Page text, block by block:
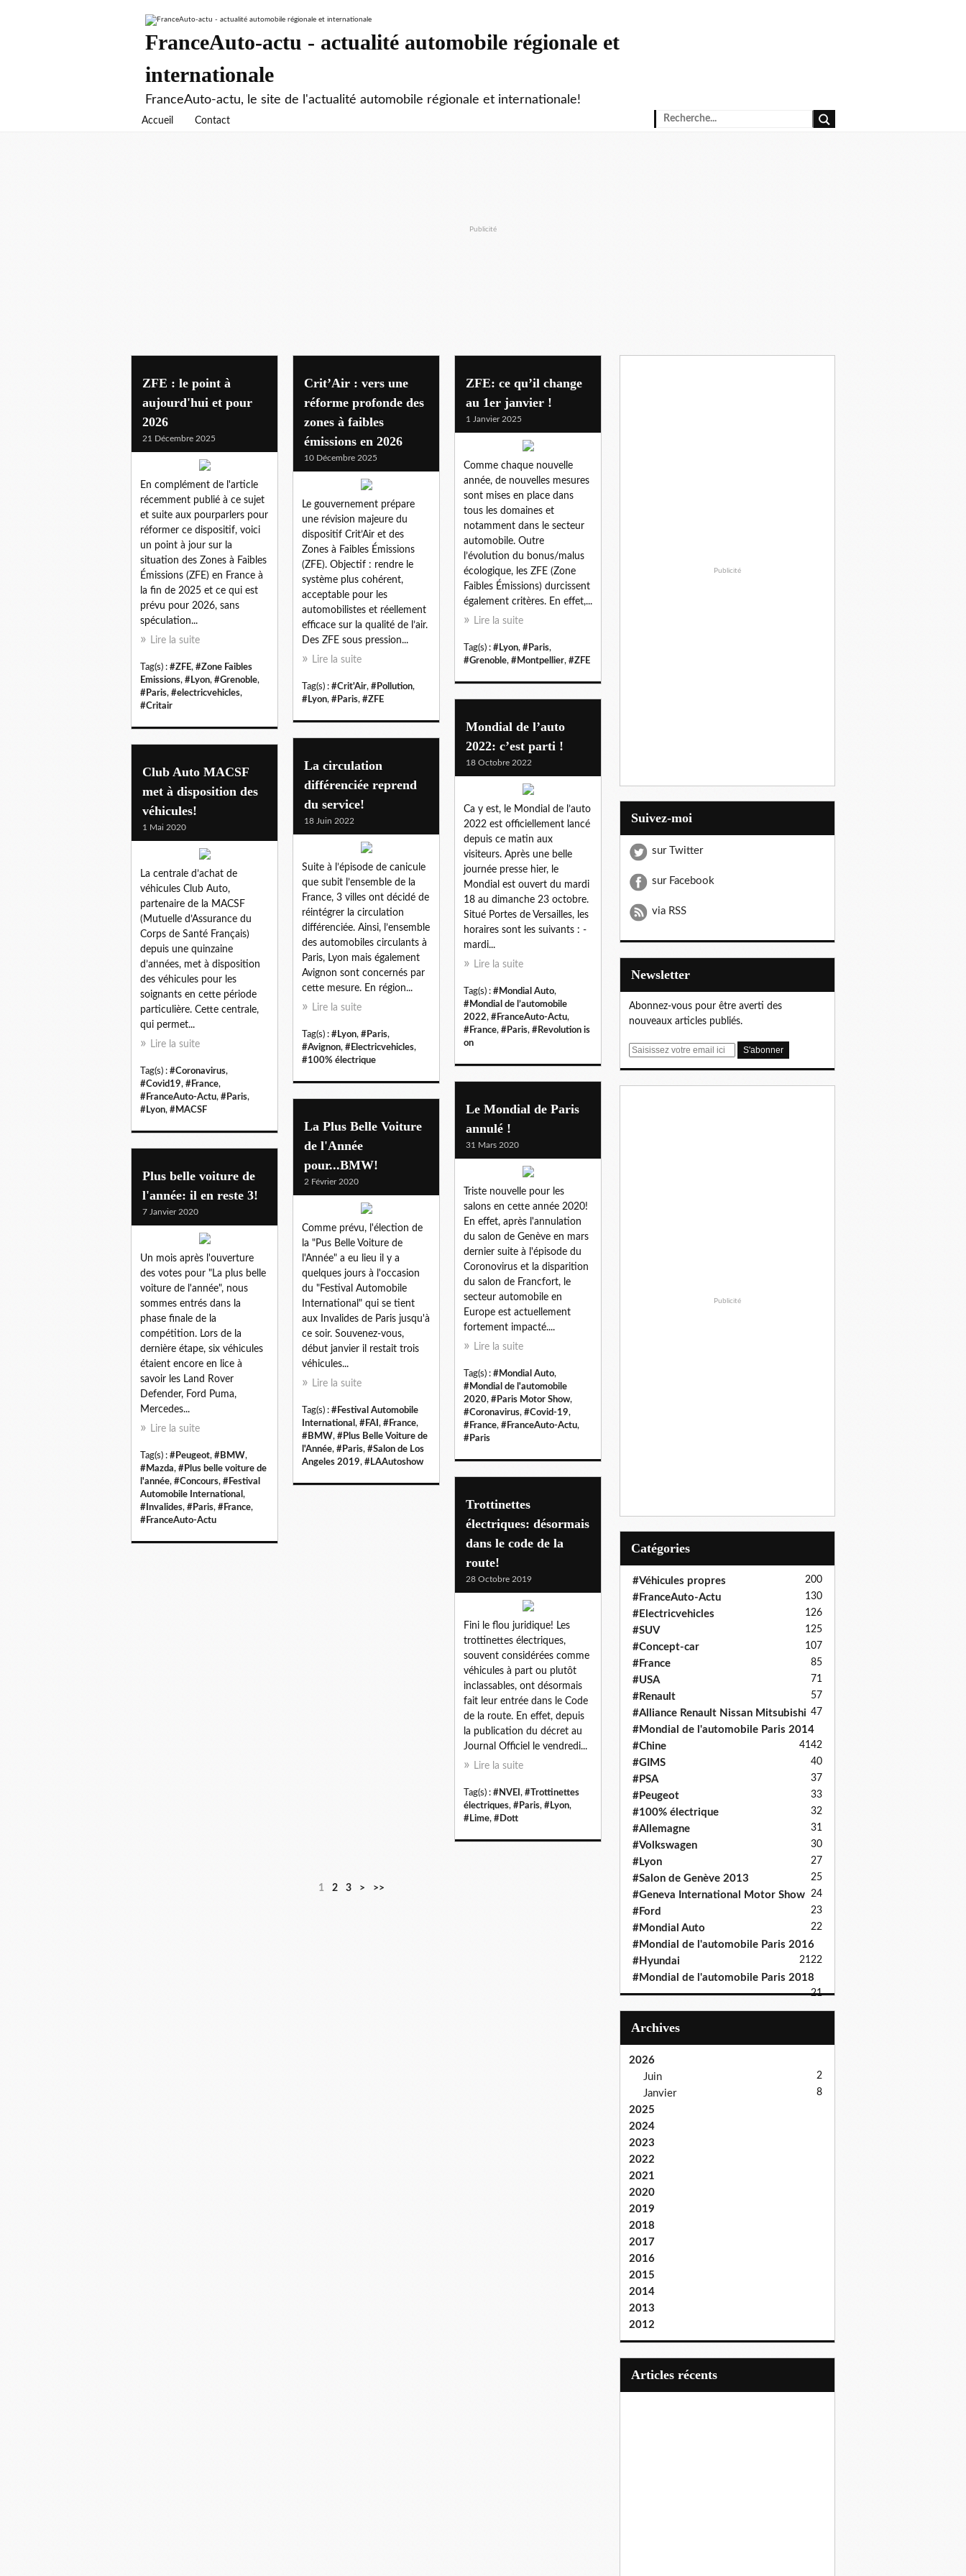
FranceAuto-actu - actualité automobile régionale et
internationale
FranceAuto-actu, le site de l'actualité automobile régionale et internationale!
Accueil Contact
Publicité
paris
ZFE : le point à
aujourd'hui et pour
2026
21 Décembre 2025
En complément de l'article
récemment publié à ce sujet
et suite aux pourparlers pour
réformer ce dispositif, voici
un point à jour sur la
situation des Zones à Faibles
Émissions (ZFE) en France à
la fin de 2025 et ce qui est
prévu pour 2026, sans
spéculation...
Lire la suite
Tag(s) : #ZFE, #Zone Faibles
Emissions, #Lyon, #Grenoble,
#Paris, #electricvehicles,
#Critair
Crit’Air : vers une
réforme profonde des
zones à faibles
émissions en 2026
10 Décembre 2025
Le gouvernement prépare
une révision majeure du
dispositif Crit’Air et des
Zones à Faibles Émissions
(ZFE). Objectif : rendre le
système plus cohérent,
acceptable pour les
automobilistes et réellement
efficace sur la qualité de l’air.
Des ZFE sous pression...
Lire la suite
Tag(s) : #Crit'Air, #Pollution,
#Lyon, #Paris, #ZFE
ZFE: ce qu’il change
au 1er janvier !
1 Janvier 2025
Comme chaque nouvelle
année, de nouvelles mesures
sont mises en place dans
tous les domaines et
notamment dans le secteur
automobile. Outre
l’évolution du bonus/malus
écologique, les ZFE (Zone
Faibles Émissions) durcissent
également critères. En effet,...
Lire la suite
Tag(s) : #Lyon, #Paris,
#Grenoble, #Montpellier, #ZFE
Mondial de l’auto
2022: c’est parti !
18 Octobre 2022
Ca y est, le Mondial de l’auto
2022 est officiellement lancé
depuis ce matin aux
visiteurs. Après une belle
journée presse hier, le
Mondial est ouvert du mardi
18 au dimanche 23 octobre.
Situé Portes de Versailles, les
horaires sont les suivants : -
mardi...
Lire la suite
Tag(s) : #Mondial Auto,
#Mondial de l’automobile
2022, #FranceAuto-Actu,
#France, #Paris, #Revolution is
on
La circulation
différenciée reprend
du service!
18 Juin 2022
Suite à l’épisode de canicule
que subit l’ensemble de la
France, 3 villes ont décidé de
réintégrer la circulation
différenciée. Ainsi, l’ensemble
des automobiles circulants à
Paris, Lyon mais également
Avignon sont concernés par
cette mesure. En région...
Lire la suite
Tag(s) : #Lyon, #Paris,
#Avignon, #Electricvehicles,
#100% électrique
Club Auto MACSF
met à disposition des
véhicules!
1 Mai 2020
La centrale d’achat de
véhicules Club Auto,
partenaire de la MACSF
(Mutuelle d’Assurance du
Corps de Santé Français)
depuis une quinzaine
d’années, met à disposition
des véhicules pour les
soignants en cette période
particulière. Cette centrale,
qui permet...
Lire la suite
Tag(s) : #Coronavirus,
#Covid19, #France,
#FranceAuto-Actu, #Paris,
#Lyon, #MACSF
Le Mondial de Paris
annulé !
31 Mars 2020
Triste nouvelle pour les
salons en cette année 2020!
En effet, après l'annulation
du salon de Genève en mars
dernier suite à l'épisode du
Coronovirus et la disparition
du salon de Francfort, le
secteur automobile en
Europe est actuellement
fortement impacté....
Lire la suite
Tag(s) : #Mondial Auto,
#Mondial de l'automobile
2020, #Paris Motor Show,
#Coronavirus, #Covid-19,
#France, #FranceAuto-Actu,
#Paris
La Plus Belle Voiture
de l'Année
pour...BMW!
2 Février 2020
Comme prévu, l'élection de
la "Pus Belle Voiture de
l'Année" a eu lieu il y a
quelques jours à l'occasion
du "Festival Automobile
International" qui se tient
aux Invalides de Paris jusqu'à
ce soir. Souvenez-vous,
début janvier il restait trois
véhicules...
Lire la suite
Tag(s) : #Festival Automobile
International , #FAI , #France,
#BMW, #Plus Belle Voiture de
l'Année, #Paris, #Salon de Los
Angeles 2019, #LAAutoshow
Plus belle voiture de
l'année: il en reste 3!
7 Janvier 2020
Un mois après l'ouverture
des votes pour "La plus belle
voiture de l'année", nous
sommes entrés dans la
phase finale de la
compétition. Lors de la
dernière étape, six véhicules
étaient encore en lice à
savoir les Land Rover
Defender, Ford Puma,
Mercedes...
Lire la suite
Tag(s) : #Peugeot, #BMW,
#Mazda, #Plus belle voiture de
l'année, #Concours, #Festival
Automobile International ,
#Invalides, #Paris, #France,
#FranceAuto-Actu
Trottinettes
électriques: désormais
dans le code de la
route!
28 Octobre 2019
Fini le flou juridique! Les
trottinettes électriques,
souvent considérées comme
véhicules à part ou plutôt
inclassables, ont désormais
fait leur entrée dans le Code
de la route. En effet, depuis
la publication du décret au
Journal Officiel le vendredi...
Lire la suite
Tag(s) : #NVEI , #Trottinettes
électriques, #Paris, #Lyon,
#Lime, #Dott
1 2 3 > >>
Publicité
Suivez-moi
sur Twitter
sur Facebook
via RSS
Newsletter
Abonnez-vous pour être averti des
nouveaux articles publiés.
E
Publicité
Catégories
#Véhicules propres 200
#FranceAuto-Actu 130
#Electricvehicles 126
#SUV 125
#Concept-car 107
#France 85
#USA 71
#Renault 57
#Alliance Renault Nissan Mitsubishi 47
#Mondial de l'automobile Paris 2014
42
#Chine 41
#GIMS 40
#PSA 37
#Peugeot 33
#100% électrique 32
#Allemagne 31
#Volkswagen 30
#Lyon 27
#Salon de Genève 2013 25
#Geneva International Motor Show 24
#Ford 23
#Mondial Auto 22
#Mondial de l'automobile Paris 2016
22
#Hyundai 21
#Mondial de l'automobile Paris 2018
21
Archives
2026
Juin
2
Janvier 8
2025
2024
2023
2022
2021
2020
2019
2018
2017
2016
2015
2014
2013
2012
articles récents